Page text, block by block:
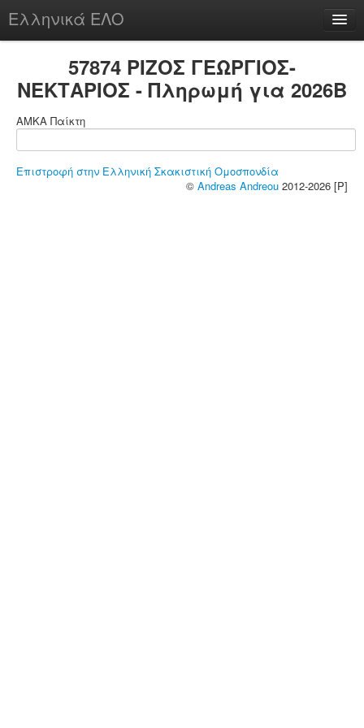
Ελληνικά ΕΛΟ
chesstu.be @ discord
57874 ΡΙΖΟΣ ΓΕΩΡΓΙΟΣ-
ΝΕΚΤΑΡΙΟΣ - Πληρωμή για 2026B
ΑΜΚΑ Παίκτη
Επιστροφή στην Ελληνική Σκακιστική Ομοσπονδία
© Andreas Andreou 2012-2026 [P]